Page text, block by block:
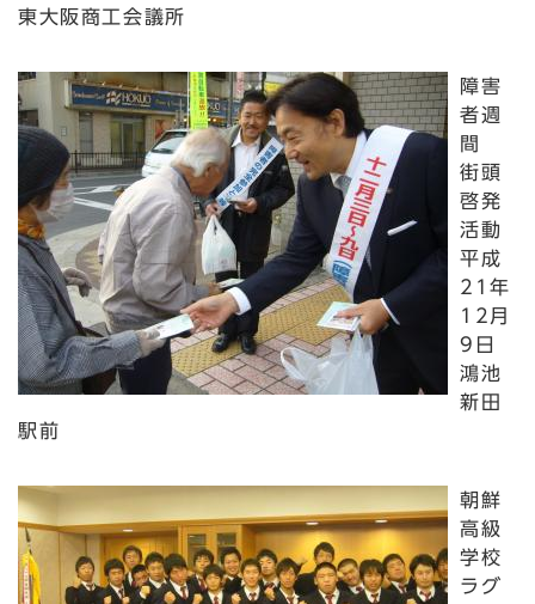
東大阪商工会議所
障害
者週
間
街頭
啓発
活動
平成
21年
12月
9日
鴻池
新田
駅前
朝鮮
高級
学校
ラグ